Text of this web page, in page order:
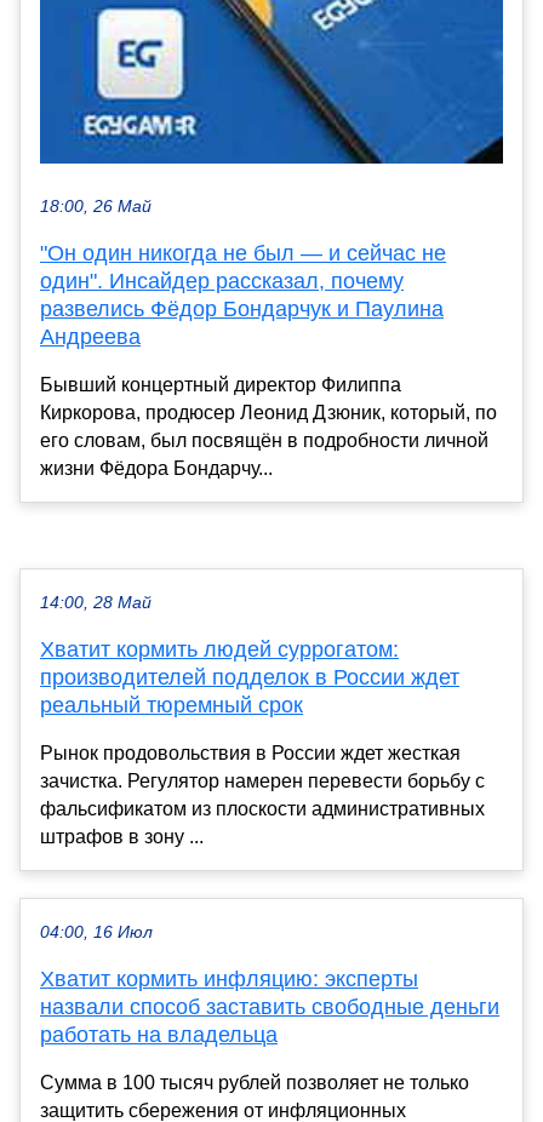
18:00, 26 Май
"Он один никогда не был — и сейчас не
один". Инсайдер рассказал, почему
развелись Фёдор Бондарчук и Паулина
Андреева
Бывший концертный директор Филиппа
Киркорова, продюсер Леонид Дзюник, который, по
его словам, был посвящён в подробности личной
жизни Фёдора Бондарчу...
14:00, 28 Май
Хватит кормить людей суррогатом:
производителей подделок в России ждет
реальный тюремный срок
Рынок продовольствия в России ждет жесткая
зачистка. Регулятор намерен перевести борьбу с
фальсификатом из плоскости административных
штрафов в зону ...
04:00, 16 Июл
Хватит кормить инфляцию: эксперты
назвали способ заставить свободные деньги
работать на владельца
Сумма в 100 тысяч рублей позволяет не только
защитить сбережения от инфляционных